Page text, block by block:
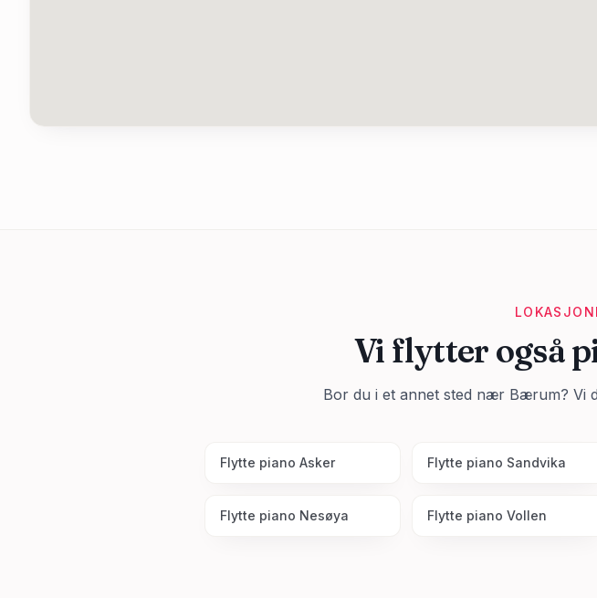
Vi flytter også
Bor du i et annet sted nær Bærum? Vi
Flytte piano Asker Flytte piano Sandvika
Flytte piano Nesøya Flytte piano Vollen